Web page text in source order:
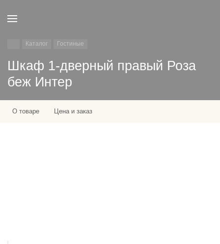
Каталог Гостиные
Шкаф 1-дверный правый Роза
беж Интер
О товаре Цена и заказ